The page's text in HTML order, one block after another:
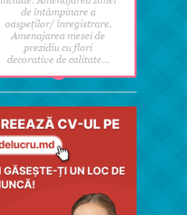
de întâmpinare a
oaspeților/ înregistrare.
Amenajarea mesei de
prezidiu cu flori
decorative de calitate…